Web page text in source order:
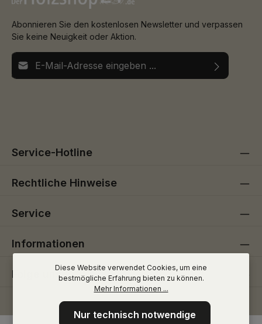
Abonnieren Sie den kostenlosen Newsletter und verpassen
Sie keine Neuigkeit oder Aktion.
E-Mail-Adresse*
Service-Hotline
Rechtliche Hinweise
Service
Informationen
Folge uns
Diese Website verwendet Cookies, um eine
bestmögliche Erfahrung bieten zu können.
Mehr Informationen ...
Nur technisch notwendige